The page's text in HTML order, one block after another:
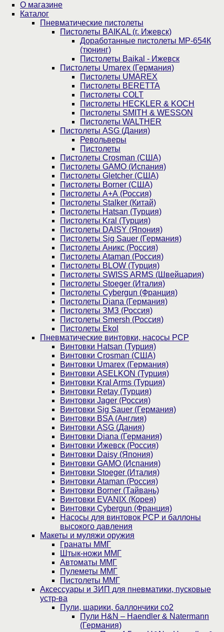
О магазине
Каталог
Пнев­ма­ти­чес­кие пистолеты
Пистолеты BAIKAL (г. Ижевск)
Доработанные пистолеты МР-654К
(тюнинг)
Пистолеты Baikal - Ижевск
Пистолеты Umarex (Германия)
Пистолеты UMAREX
Пистолеты BERETTA
Пистолеты COLT
Пистолеты HECKLER & KOCH
Пистолеты SMITH & WESSON
Пистолеты WALTHER
Пистолеты ASG (Дания)
Револьверы
Пистолеты
Пистолеты Crosman (США)
Пистолеты GAMO (Испания)
Пистолеты Gletcher (США)
Пистолеты Borner (США)
Пистолеты А+А (Россия)
Пистолеты Stalker (Китай)
Пистолеты Hatsan (Турция)
Пистолеты Kral (Турция)
Пистолеты DAISY (Япония)
Пистолеты Sig Sauer (Германия)
Пистолеты Аникс (Россия)
Пистолеты Ataman (Россия)
Пистолеты BLOW (Турция)
Пистолеты SWISS ARMS (Швейцария)
Пистолеты Stoeger (Италия)
Пистолеты Cybergun (Франция)
Пистолеты Diana (Германия)
Пистолеты ЗМЗ (Россия)
Пистолеты Smersh (Россия)
Пистолеты Ekol
Пневматические винтовки, насосы PCP
Винтовки Hatsan (Турция)
Винтовки Crosman (США)
Винтовки Umarex (Германия)
Винтовки ASELKON (Турция)
Винтовки Kral Arms (Турция)
Винтовки Retay (Турция)
Винтовки Jager (Россия)
Винтовки Sig Sauer (Германия)
Винтовки BSA (Англия)
Винтовки ASG (Дания)
Винтовки Diana (Германия)
Винтовки Ижевск (Россия)
Винтовки Daisy (Япония)
Винтовки GAMO (Испания)
Винтовки Stoeger (Италия)
Винтовки Ataman (Россия)
Винтовки Borner (Тайвань)
Винтовки EVANIX (Корея)
Винтовки Cybergun (Франция)
Насосы для винтовок PCP и баллоны
высокого давления
Макеты и муляжи оружия
Гранаты ММГ
Штык-ножи ММГ
Автоматы ММГ
Пулеметы ММГ
Пистолеты ММГ
Аксессуары и ЗИП для пневматики, пусковые
устр-ва
Пули, шарики, баллончики со2
Пули H&N – Haendler & Natermann
(Германия)